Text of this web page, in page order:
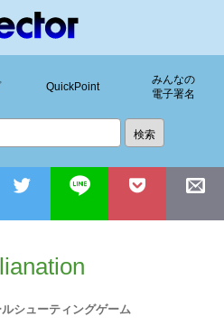
QuickPoint
みんなの
電子署名
シューティングゲーム